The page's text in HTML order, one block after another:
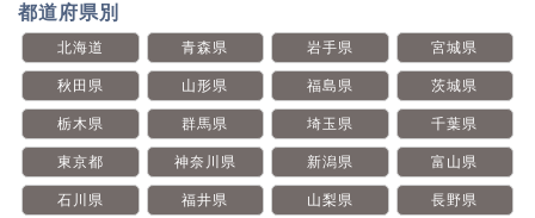
都道府県別
北海道 青森県 岩手県 宮城県
秋田県 山形県 福島県 茨城県
栃木県 群馬県 埼玉県 千葉県
東京都 神奈川県 新潟県 富山県
石川県 福井県 山梨県 長野県